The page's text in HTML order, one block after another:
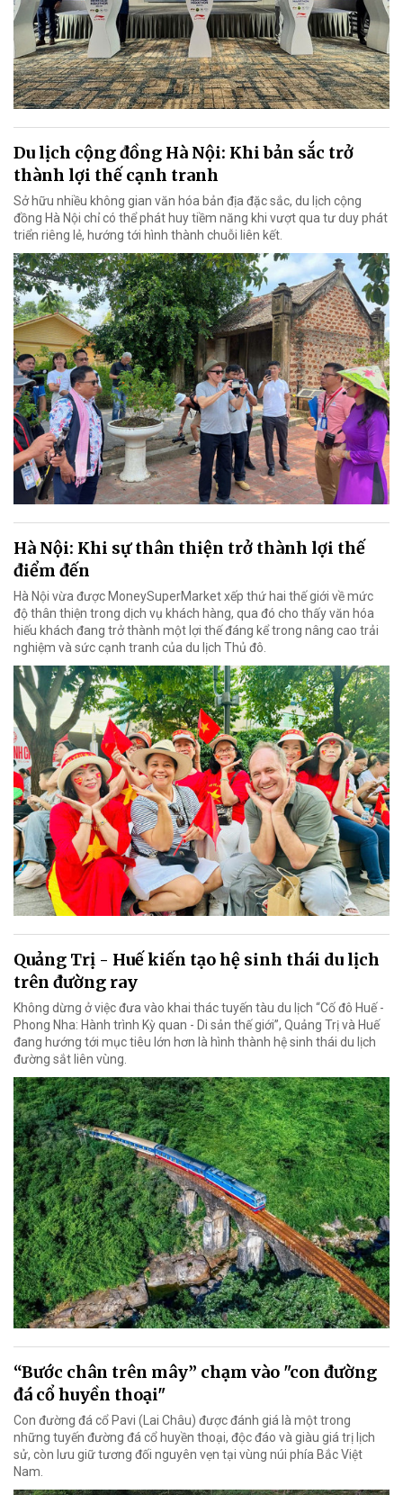
Du lịch cộng đồng Hà Nội: Khi bản sắc trở
thành lợi thế cạnh tranh
Sở hữu nhiều không gian văn hóa bản địa đặc sắc, du lịch cộng
đồng Hà Nội chỉ có thể phát huy tiềm năng khi vượt qua tư duy phát
triển riêng lẻ, hướng tới hình thành chuỗi liên kết.
Hà Nội: Khi sự thân thiện trở thành lợi thế
điểm đến
Hà Nội vừa được MoneySuperMarket xếp thứ hai thế giới về mức
độ thân thiện trong dịch vụ khách hàng, qua đó cho thấy văn hóa
hiếu khách đang trở thành một lợi thế đáng kể trong nâng cao trải
nghiệm và sức cạnh tranh của du lịch Thủ đô.
Quảng Trị - Huế kiến tạo hệ sinh thái du lịch
trên đường ray
Không dừng ở việc đưa vào khai thác tuyến tàu du lịch “Cố đô Huế -
Phong Nha: Hành trình Kỳ quan - Di sản thế giới”, Quảng Trị và Huế
đang hướng tới mục tiêu lớn hơn là hình thành hệ sinh thái du lịch
đường sắt liên vùng.
“Bước chân trên mây” chạm vào "con đường
đá cổ huyền thoại"
Con đường đá cổ Pavi (Lai Châu) được đánh giá là một trong
những tuyến đường đá cổ huyền thoại, độc đáo và giàu giá trị lịch
sử, còn lưu giữ tương đối nguyên vẹn tại vùng núi phía Bắc Việt
Nam.